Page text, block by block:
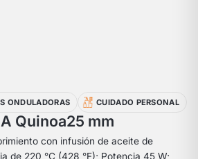
ONDULADORAS CUIDADO PERSONAL
Quinoa25 mm
con infusión de aceite de
de 220 °C (428 °F); Potencia 45 W;